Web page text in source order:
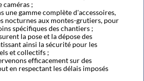
caméras ;
une gamme complète d'accessoires,
nocturnes aux montes-grutiers, pour
spécifiques des chantiers ;
la pose et la dépose des
ainsi la sécurité pour les
et collectifs ;
efficacement sur des
en respectant les délais imposés